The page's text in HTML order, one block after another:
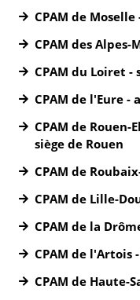
CPAM de
CPAM des
CPAM du Loiret -
CPAM de l'Eure -
CPAM de
siège de Rouen
CPAM de
CPAM de Lille-
CPAM de la
CPAM de l'Artois
CPAM de Haute-